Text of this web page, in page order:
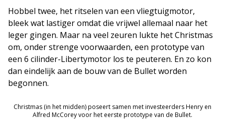
Hobbel twee, het ritselen van een vliegtuigmotor,
bleek wat lastiger omdat die vrijwel allemaal naar het
leger gingen. Maar na veel zeuren lukte het Christmas
om, onder strenge voorwaarden, een prototype van
een 6 cilinder-Libertymotor los te peuteren. En zo kon
dan eindelijk aan de bouw van de Bullet worden
begonnen.
Christmas (in het midden) poseert samen met investeerders Henry en
Alfred McCorey voor het eerste prototype van de Bullet.